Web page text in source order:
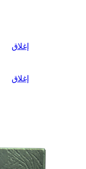
إغلاق
إغلاق